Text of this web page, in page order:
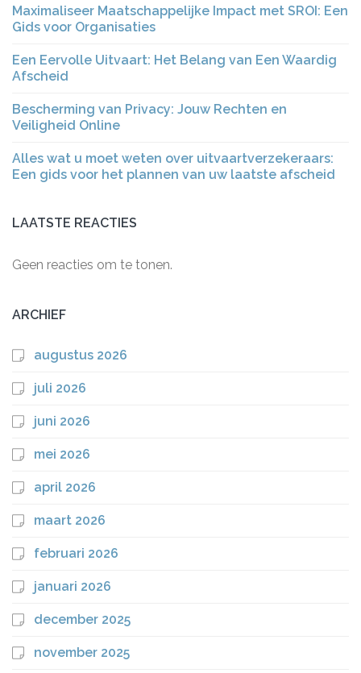
Maximaliseer Maatschappelijke Impact met SROI: Een
Gids voor Organisaties
Een Eervolle Uitvaart: Het Belang van Een Waardig
Afscheid
Bescherming van Privacy: Jouw Rechten en
Veiligheid Online
Alles wat u moet weten over uitvaartverzekeraars:
Een gids voor het plannen van uw laatste afscheid
LAATSTE REACTIES
Geen reacties om te tonen.
ARCHIEF
augustus 2026
juli 2026
juni 2026
mei 2026
april 2026
maart 2026
februari 2026
januari 2026
december 2025
november 2025